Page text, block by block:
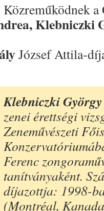
Közreműködnek a
Klebniczki
József Attila-
Klebniczki György
zenei érettségi
Zeneművészeti
Ferenc
tanítványaként.
díjazottja: 1998-
(Montréal,